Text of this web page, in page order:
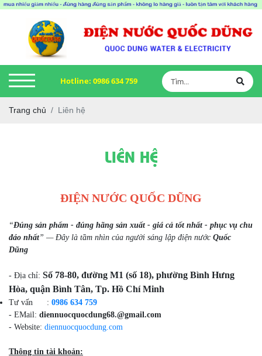
Hotline: 0986 634 759
Trang chủ Liên hệ
LIÊN HỆ
ĐIỆN NƯỚC QUỐC DŨNG
“Đúng sản phẩm - đúng hãng sản xuất - giá cả tốt nhất - phục vụ chu
đáo nhất” — Đây là tầm nhìn của người sáng lập điện nước Quốc
Dũng
- Địa chỉ: Số 78-80, đường M1 (số 18), phường Bình Hưng
Hòa, quận Bình Tân, Tp. Hồ Chí Minh
Tư vấn : 0986 634 759
- EMail: diennuocquocdung68.@gmail.com
- Website: diennuocquocdung.com
Thông tin tài khoản: